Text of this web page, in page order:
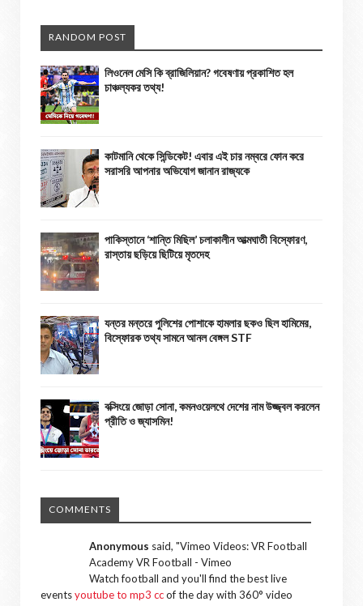
RANDOM POST
লিওনেল মেসি কি ব্রাজিলিয়ান? গবেষণায় প্রকাশিত হল
চাঞ্চল্যকর তথ্য!
কাটমানি থেকে সিন্ডিকেট! এবার এই চার নম্বরে ফোন করে
সরাসরি আপনার অভিযোগ জানান রাজ্যকে
পাকিস্তানে ‘শান্তি মিছিল’ চলাকালীন আত্মঘাতী বিস্ফোরণ,
রাস্তায় ছড়িয়ে ছিটিয়ে মৃতদেহ
যন্তর মন্তরে পুলিশের পোশাকে হামলার ছকও ছিল হামিমের,
বিস্ফোরক তথ্য সামনে আনল বেঙ্গল STF
বক্সিংয়ে জোড়া সোনা, কমনওয়েলথে দেশের নাম উজ্জ্বল করলেন
প্রীতি ও জ্যাসমিন!
COMMENTS
Anonymous said, "Vimeo Videos: VR Football
Academy VR Football - Vimeo
Watch football and you'll find the best live
eventsyoutube to mp3 ccof the day with 360° video